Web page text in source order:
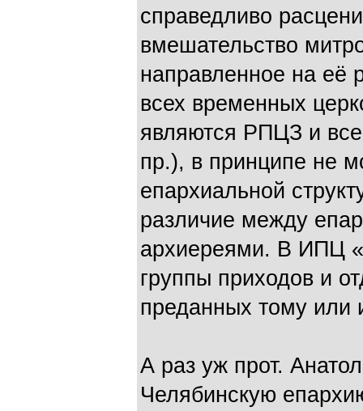
справедливо
вмешательство
направленное на её
всех временных
являются РПЦЗ и
пр.), в принципе не
епархиальной
различие между
архиереями. В ИПЦ
группы приходов и
преданных тому или
А раз уж прот.
Челябинскую